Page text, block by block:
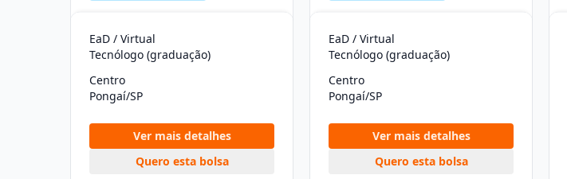
EaD / Virtual
Tecnólogo (graduação)
Centro
Pongaí/SP
Ver mais detalhes
Quero esta bolsa
EaD / Virtual
Tecnólogo (graduação)
Centro
Pongaí/SP
Ver mais detalhes
Quero esta bolsa